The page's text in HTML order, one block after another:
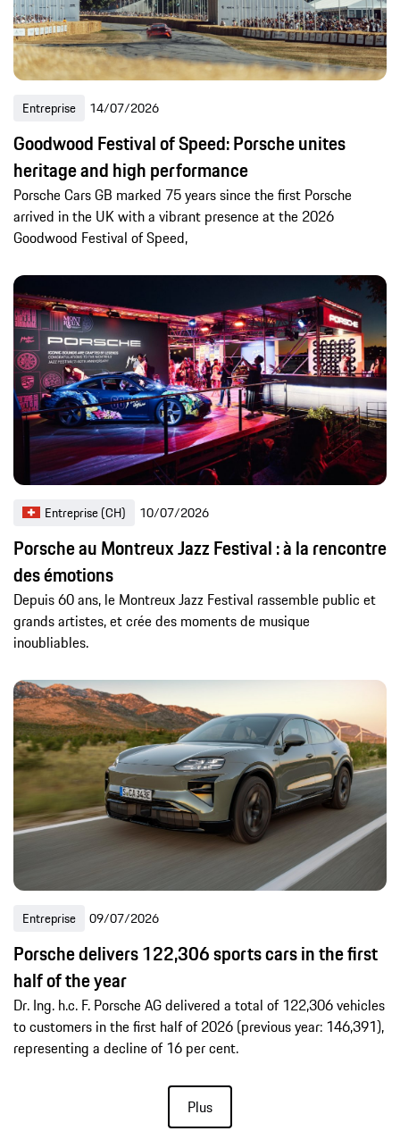
Entreprise 14/07/2026
Goodwood Festival of Speed: Porsche unites
heritage and high performance
Porsche Cars GB marked 75 years since the first Porsche
arrived in the UK with a vibrant presence at the 2026
Goodwood Festival of Speed,
Entreprise (CH) 10/07/2026
Porsche au Montreux Jazz Festival : à la rencontre
des émotions
Depuis 60 ans, le Montreux Jazz Festival rassemble public et
grands artistes, et crée des moments de musique
inoubliables.
Entreprise 09/07/2026
Porsche delivers 122,306 sports cars in the first
half of the year
Dr. Ing. h.c. F. Porsche AG delivered a total of 122,306 vehicles
to customers in the first half of 2026 (previous year: 146,391),
representing a decline of 16 per cent.
Plus